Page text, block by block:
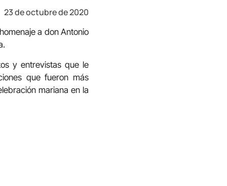
23 de octubre de 2020
a don Antonio
y entrevistas que le
que fueron más
mariana en la